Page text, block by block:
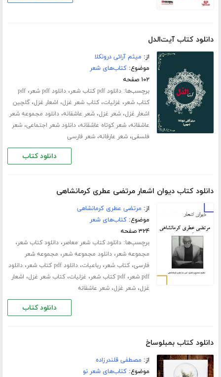
دانلود کتاب آیت‌الدل
از: میثم آرائی درونکلا
موضوع:کتاب‌های شعر
۱۰۲ صفحه
برچسب‌ها:دانلود pdf کتاب شعر ،دانلود pdf شعر ،pdf
کتاب شعر، غزلیات،کتاب شعر غزل، اشعار غزل،گلچین
اشعار غزل،شعر غزل،شعر عاشقانه،دانلود مجموعه شعر
عاشقانه،شعر کوتاه عاشقانه،دانلود شعر اجتماعی،شعر
فلسفی،شعر عارفانه،شعر فارسی
دانلود کتاب
دانلود کتاب دیوان اشعار مرتضی عطری کرمانشاهی
از: مرتضی عطری کرمانشاهی
موضوع:کتاب‌های شعر
۳۲۴ صفحه
برچسب‌ها:دانلود کتاب شعر معاصر،دانلود کتاب شعر،
مجموعه شعر،دانلود مجموعه شعر، مجموعه شعر
فارسی،کتاب شعر،رباعیات،دانلود pdf کتاب شعر ،دانلود
pdf شعر
،pdf کتاب شعر ، غزلیات،کتاب شعر غزل، اشعار
غزل،شعر غزل،شعر عاشقانه
دانلود کتاب
دانلود کتاب بمبلوساخ
از: مصطفی قلندرزاده
موضوع:کتاب‌های شعر نو